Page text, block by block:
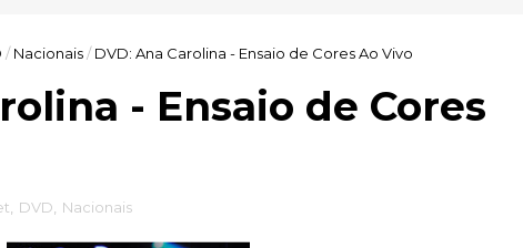
/ Nacionais/ DVD: Ana Carolina - Ensaio de Cores Ao Vivo
- Ensaio de Cores
DVD Nacionais